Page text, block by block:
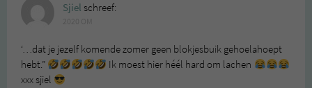
Sjiel schreef:
‘…dat je jezelf komende zomer geen blokjesbuik gehoelahoept
hebt.”
Ik moest hier héél hard om lachen
xxx sjiel